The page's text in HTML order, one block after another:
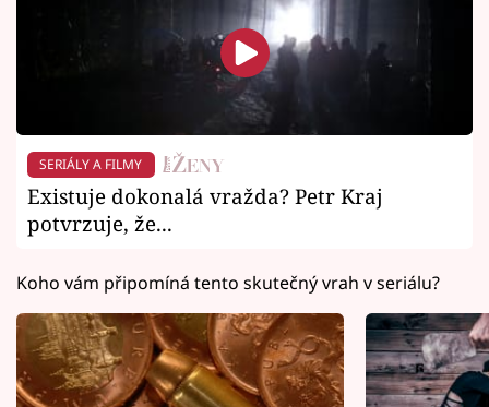
SERIÁLY A FILMY
Existuje dokonalá vražda? Petr Kraj
potvrzuje, že...
Koho vám připomíná tento skutečný vrah v seriálu?